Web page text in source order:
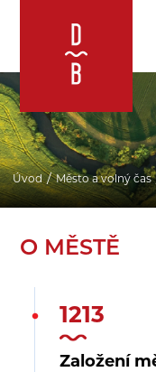
Úvod Město a volný čas
O MĚSTĚ
Založení
1213